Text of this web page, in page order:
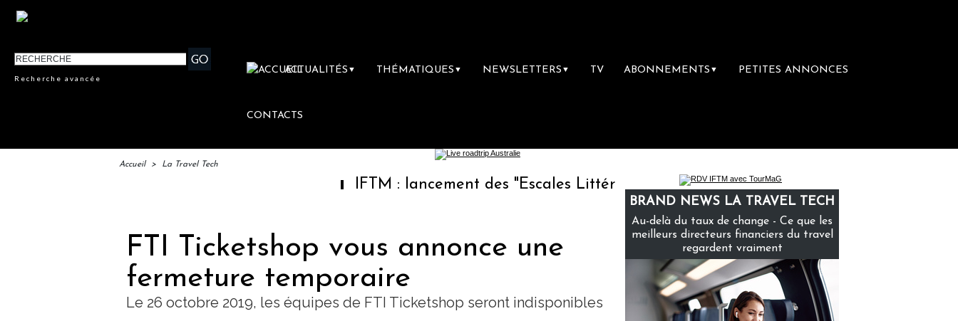
Recherche avancée
ACTUALITÉS ▼ THÉMATIQUES ▼ NEWSLETTERS ▼ TV ABONNEMENTS ▼ PETITES ANNONCES
CONTACTS
Accueil > La Travel Tech
IFTM : lancement des "Escales Littéraires", la première librairie du voyage
FTI Ticketshop vous annonce une
fermeture temporaire
Le 26 octobre 2019, les équipes de FTI Ticketshop seront indisponibles
BRAND NEWS LA TRAVEL TECH
Au-delà du taux de change - Ce que les
meilleurs directeurs financiers du travel
regardent vraiment